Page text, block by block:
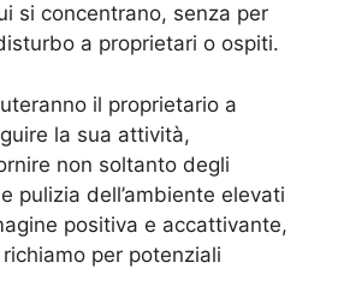
si concentrano, senza per
a proprietari o ospiti.
il proprietario a
la sua attività,
non soltanto degli
pulizia dell’ambiente elevati
positiva e accattivante,
per potenziali